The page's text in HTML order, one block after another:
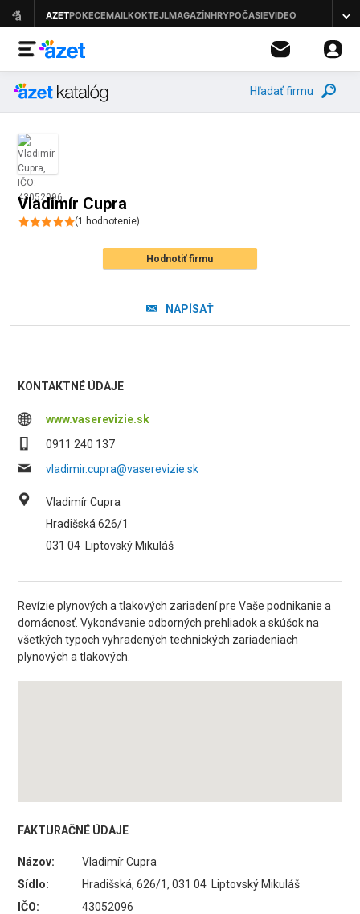
Hľadať firmu
Vladimír Cupra
(1 hodnotenie)
Hodnotiť firmu
NAPÍSAŤ
KONTAKTNÉ ÚDAJE
www.vaserevizie.sk
0911 240 137
vladimir.cupra@vaserevizie.sk
Vladimír Cupra
Hradišská 626/1
031 04
Liptovský Mikuláš
Revízie plynových a tlakových zariadení pre Vaše podnikanie a
domácnosť. Vykonávanie odborných prehliadok a skúšok na
všetkých typoch vyhradených technických zariadeniach
plynových a tlakových.
FAKTURAČNÉ ÚDAJE
Názov:
Vladimír Cupra
Sídlo:
Hradišská, 626/1, 031 04 Liptovský Mikuláš
IČO:
43052096